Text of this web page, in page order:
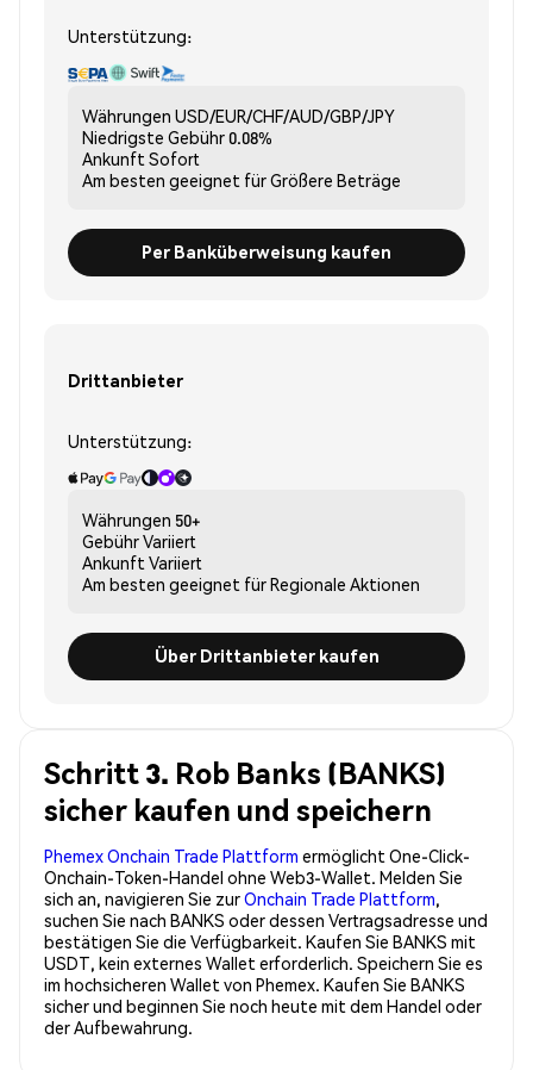
Unterstützung:
Währungen USD/EUR/CHF/AUD/GBP/JPY
Niedrigste Gebühr0.08%
Ankunft Sofort
Am besten geeignet fürGrößere Beträge
Per Banküberweisung kaufen
Drittanbieter
Unterstützung:
Währungen 50+
GebührVariiert
Ankunft Variiert
Am besten geeignet fürRegionale Aktionen
Über Drittanbieter kaufen
Schritt 3. Rob Banks (BANKS)
sicher kaufen und speichern
Phemex Onchain Trade Plattform ermöglicht One-Click-
Onchain-Token-Handel ohne Web3-Wallet. Melden Sie
sich an, navigieren Sie zurOnchain Trade Plattform,
suchen Sie nach BANKS oder dessen Vertragsadresse und
bestätigen Sie die Verfügbarkeit. Kaufen Sie BANKS mit
USDT, kein externes Wallet erforderlich. Speichern Sie es
im hochsicheren Wallet von Phemex. Kaufen Sie BANKS
sicher und beginnen Sie noch heute mit dem Handel oder
der Aufbewahrung.